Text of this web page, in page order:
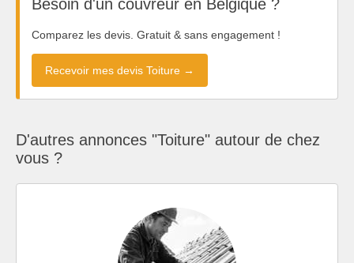
Besoin d'un couvreur en Belgique ?
Comparez les devis. Gratuit & sans engagement !
Recevoir mes devis Toiture →
D'autres annonces "Toiture" autour de chez
vous ?